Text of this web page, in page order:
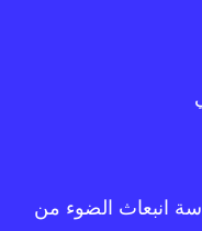
انبعاث الضوء من